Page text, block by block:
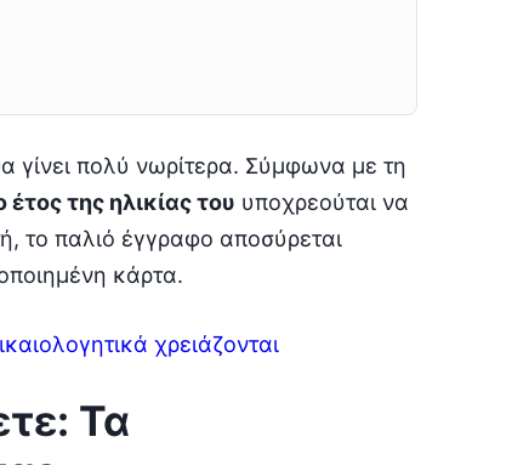
γίνει πολύ νωρίτερα. Σύμφωνα με τη
έτος της ηλικίας του υποχρεούται να
το παλιό έγγραφο αποσύρεται
κάρτα.
χρειάζονται
Τα